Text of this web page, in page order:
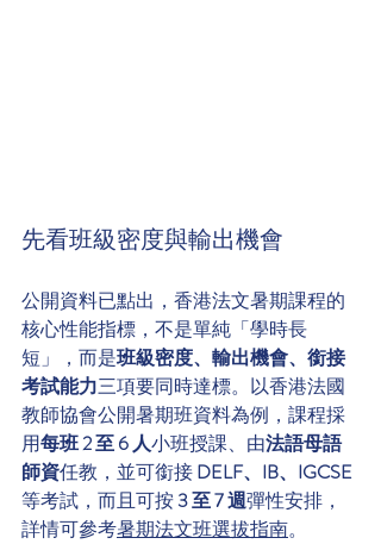
先看班級密度與輸出機會
公開資料已點出，香港法文暑期課程的
核心性能指標，不是單純「學時長
短」，而是班級密度、輸出機會、銜接
考試能力三項要同時達標。以香港法國
教師協會公開暑期班資料為例，課程採
用每班 2 至 6 人小班授課、由法語母語
師資任教，並可銜接 DELF、IB、IGCSE
等考試，而且可按 3 至 7 週彈性安排，
詳情可參考暑期法文班選拔指南。